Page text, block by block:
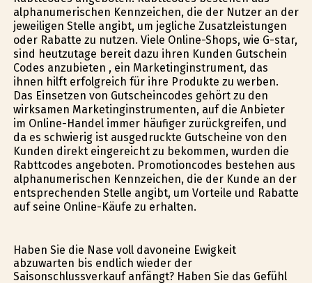
alphanumerischen Kennzeichen, die der Nutzer an der
jeweiligen Stelle angibt, um jegliche Zusatzleistungen
oder Rabatte zu nutzen. Viele Online-Shops, wie G-star,
sind heutzutage bereit dazu ihren Kunden Gutschein
Codes anzubieten , ein Marketinginstrument, das
ihnen hilft erfolgreich für ihre Produkte zu werben.
Das Einsetzen von Gutscheincodes gehört zu den
wirksamen Marketinginstrumenten, auf die Anbieter
im Online-Handel immer häufiger zurückgreifen, und
da es schwierig ist ausgedruckte Gutscheine von den
Kunden direkt eingereicht zu bekommen, wurden die
Rabttcodes angeboten. Promotioncodes bestehen aus
alphanumerischen Kennzeichen, die der Kunde an der
entsprechenden Stelle angibt, um Vorteile und Rabatte
auf seine Online-Käufe zu erhalten.
Haben Sie die Nase voll davoneine Ewigkeit
abzuwarten bis endlich wieder der
Saisonschlussverkauf anfängt? Haben Sie das Gefühl